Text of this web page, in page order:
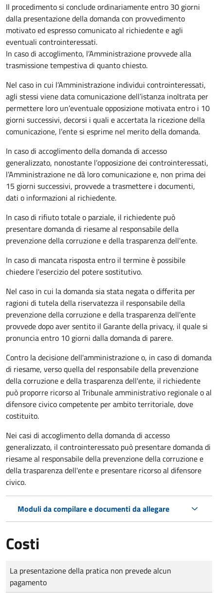
Il procedimento si conclude ordinariamente entro 30 giorni
dalla presentazione della domanda con provvedimento
motivato ed espresso comunicato al richiedente e agli
eventuali controinteressati.
In caso di accoglimento, l’Amministrazione provvede alla
trasmissione tempestiva di quanto chiesto.
Nel caso in cui l’Amministrazione individui controinteressati,
agli stessi viene data comunicazione dell’istanza inoltrata per
permettere loro un’eventuale opposizione motivata entro i 10
giorni successivi, decorsi i quali e accertata la ricezione della
comunicazione, l’ente si esprime nel merito della domanda.
In caso di accoglimento della domanda di accesso
generalizzato, nonostante l’opposizione dei controinteressati,
l’Amministrazione ne dà loro comunicazione e, non prima dei
15 giorni successivi, provvede a trasmettere i documenti,
dati o informazioni al richiedente.
In caso di rifiuto totale o parziale, il richiedente può
presentare domanda di riesame al responsabile della
prevenzione della corruzione e della trasparenza dell'ente.
In caso di mancata risposta entro il termine è possibile
chiedere l'esercizio del potere sostitutivo.
Nel caso in cui la domanda sia stata negata o differita per
ragioni di tutela della riservatezza il responsabile della
prevenzione della corruzione e della trasparenza dell'ente
provvede dopo aver sentito il Garante della privacy, il quale si
pronuncia entro 10 giorni dalla domanda di parere.
Contro la decisione dell'amministrazione o, in caso di domanda
di riesame, verso quella del responsabile della prevenzione
della corruzione e della trasparenza dell'ente, il richiedente
può proporre ricorso al Tribunale amministrativo regionale o al
difensore civico competente per ambito territoriale, dove
costituito.
Nei casi di accoglimento della domanda di accesso
generalizzato, il controinteressato può presentare domanda di
riesame al responsabile della prevenzione della corruzione e
della trasparenza dell'ente e presentare ricorso al difensore
civico.
Moduli da compilare e documenti da allegare
Costi
Tipo di pagamento
Importo
La presentazione della pratica non prevede alcun
pagamento